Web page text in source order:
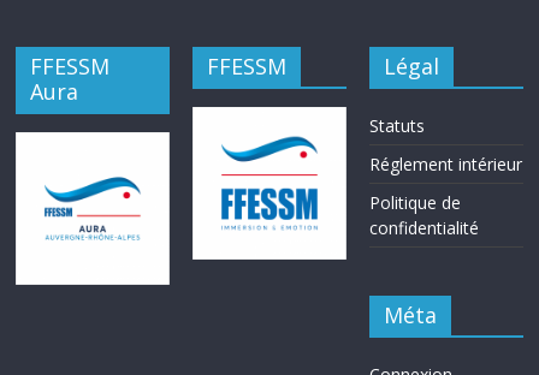
FFESSM
Aura
FFESSM Légal
Statuts
Réglement intérieur
Politique de
confidentialité
Méta